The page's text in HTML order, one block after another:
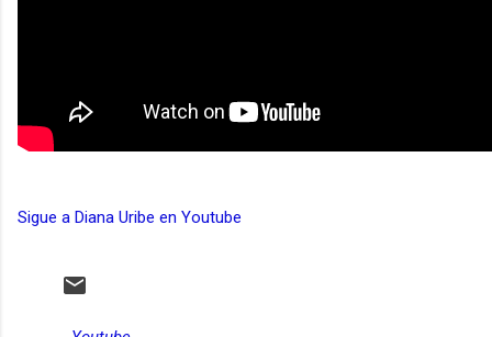
Sigue a Diana Uribe en Youtube